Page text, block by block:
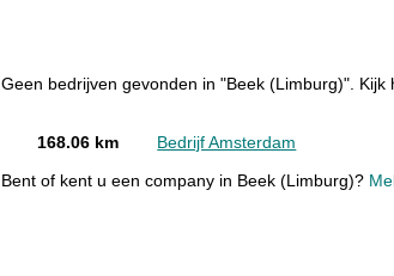
Geen bedrijven gevonden in "Beek (Limburg)".
168.06 km Bedrijf Amsterdam
Bent of kent u een company in Beek (Limburg)?